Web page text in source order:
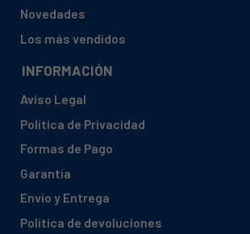
Falmec, CAPPAFUTURAC0190
Falmec, MIMOSAMADELEINE90 21103745
Falmec, CBAA0301628B460F
Novedades
Los más vendidos
INFORMACIÓN
Aviso Legal
Política de Privacidad
Formas de Pago
Garantía
Envío y Entrega
Política de devoluciones